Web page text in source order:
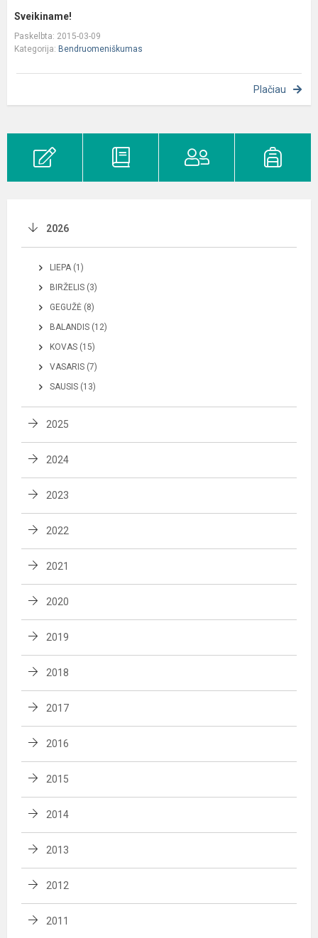
Sveikiname!
Paskelbta: 2015-03-09
Kategorija: Bendruomeniškumas
Plačiau
2026
LIEPA (1)
BIRŽELIS (3)
GEGUŽĖ (8)
BALANDIS (12)
KOVAS (15)
VASARIS (7)
SAUSIS (13)
2025
2024
2023
2022
2021
2020
2019
2018
2017
2016
2015
2014
2013
2012
2011